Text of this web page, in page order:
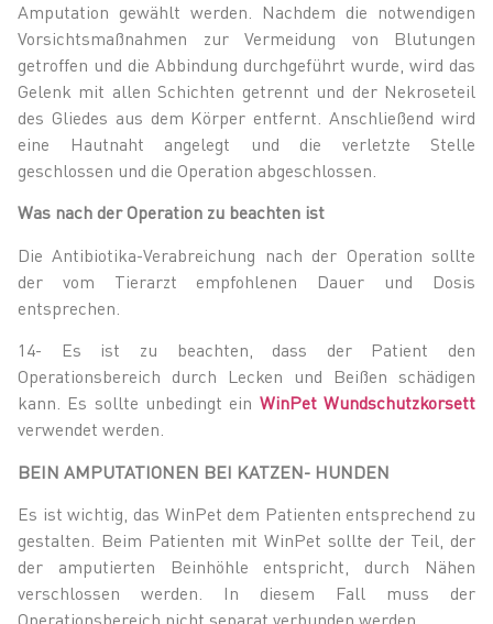
Amputation gewählt werden. Nachdem die notwendigen
Vorsichtsmaßnahmen zur Vermeidung von Blutungen
getroffen und die Abbindung durchgeführt wurde, wird das
Gelenk mit allen Schichten getrennt und der Nekroseteil
des Gliedes aus dem Körper entfernt. Anschließend wird
eine Hautnaht angelegt und die verletzte Stelle
geschlossen und die Operation abgeschlossen.
Was nach der Operation zu beachten ist
Die Antibiotika-Verabreichung nach der Operation sollte
der vom Tierarzt empfohlenen Dauer und Dosis
entsprechen.
14- Es ist zu beachten, dass der Patient den
Operationsbereich durch Lecken und Beißen schädigen
kann. Es sollte unbedingt ein WinPet Wundschutzkorsett
verwendet werden.
BEIN AMPUTATIONEN BEI KATZEN- HUNDEN
Es ist wichtig, das WinPet dem Patienten entsprechend zu
gestalten. Beim Patienten mit WinPet sollte der Teil, der
der amputierten Beinhöhle entspricht, durch Nähen
verschlossen werden. In diesem Fall muss der